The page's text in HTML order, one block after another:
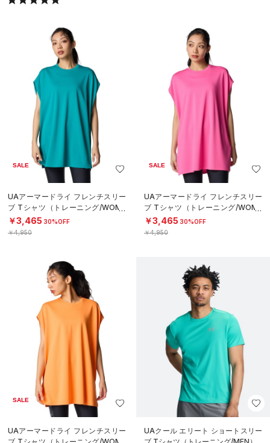
SALE
UAアーマードライ フレンチスリー
ブ Tシャツ（トレーニング/WOME
N）
￥3,465 30%OFF
￥4,950
SALE
UAアーマードライ フレンチスリー
ブ Tシャツ（トレーニング/WOME
N）
￥3,465 30%OFF
￥4,950
SALE
UAアーマードライ フレンチスリー
UAクール エリート ショートスリー